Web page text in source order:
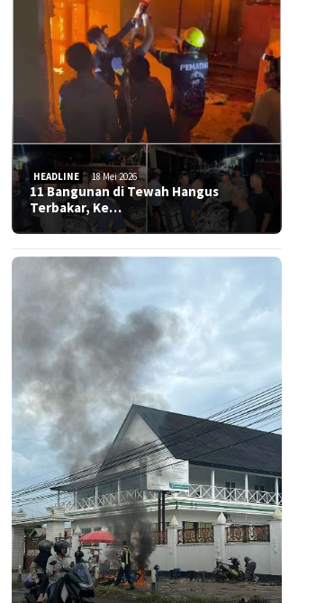
HEADLINE 18 Mei 2026
11 Bangunan di Tewah Hangus
Terbakar, Ke…